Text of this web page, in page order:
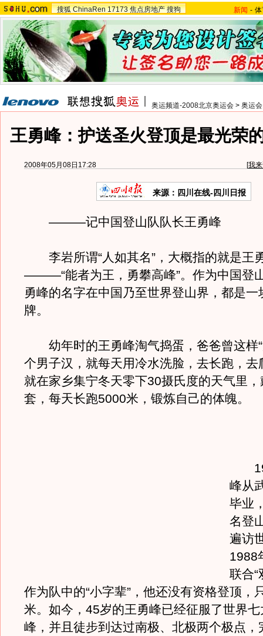
搜狐 ChinaRen 17173 焦点房地产 搜狗 新闻 -
奥运频道-2008北京奥运会 > 奥运
王勇峰：护送圣火登顶是最光荣
2008年05月08日17:28 [我
来源：四川在线-四川日报
———记中国登山队队长王勇峰
李岩所谓“人如其名”，大概指的就是王
———“能者为王，勇攀高峰”。作为中国登
勇峰的名字在中国乃至世界登山界，都是一
牌。
幼年时的王勇峰淘气捣蛋，爸爸曾这样“
个男子汉，就每天用冷水洗脸，去长跑，去
就在家乡集宁冬天零下30摄氏度的天气里
套，每天长跑5000米，锻炼自己的体魄。
峰从
毕业
名登
遍访
1988
联合“
作为队中的“小字辈”，他还没有资格登顶，
米。如今，45岁的王勇峰已经征服了世界
峰，并且徒步到达过南极、北极两个极点，